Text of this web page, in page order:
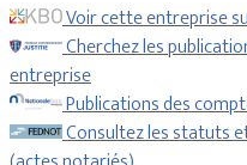
Voir cette entreprise
Cherchez les
entreprise
Publications des
Consultez les statuts